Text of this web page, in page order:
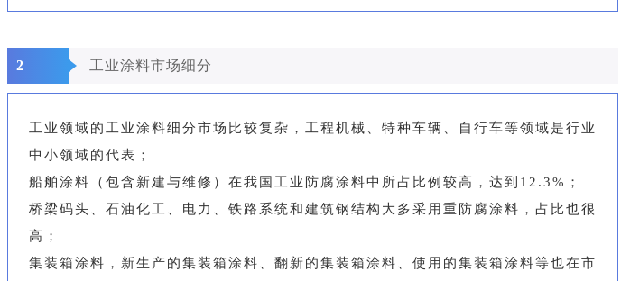
2 工业涂料市场细分
工业领域的工业涂料细分市场比较复杂，工程机械、特种车辆、自行车等领域是行业
中小领域的代表；
船舶涂料（包含新建与维修）在我国工业防腐涂料中所占比例较高，达到12.3%；
桥梁码头、石油化工、电力、铁路系统和建筑钢结构大多采用重防腐涂料，占比也很
高；
集装箱涂料，新生产的集装箱涂料、翻新的集装箱涂料、使用的集装箱涂料等也在市